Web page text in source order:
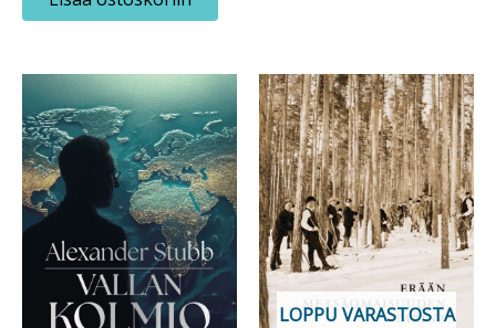
LOPPU VARASTOSTA